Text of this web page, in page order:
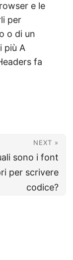
e le
per
o di un
più A
fa
NEXT »
sono i font
per scrivere
codice?